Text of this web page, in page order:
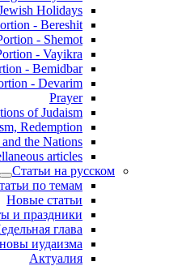
Holidays
- Bereshit
- Shemot
- Vayikra
- Bemidbar
- Devarim
Prayer
of Judaism
Redemption
the Nations
articles
Статьи на русском
по темам
Новые статьи
и праздники
глава
иудаизма
Актуалия